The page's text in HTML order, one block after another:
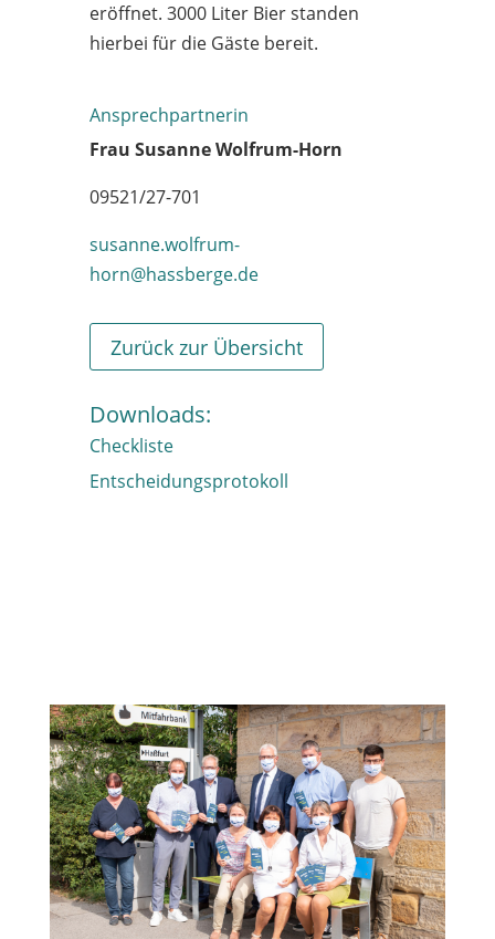
eröffnet. 3000 Liter Bier standen
hierbei für die Gäste bereit.
Ansprechpartnerin
Frau Susanne Wolfrum-Horn
09521/27-701
susanne.wolfrum-
horn@hassberge.de
Zurück zur Übersicht
Downloads:
Checkliste
Entscheidungsprotokoll